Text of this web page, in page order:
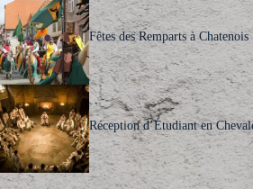
Fêtes des Remparts à Chatenois
Réception d’Étudiant en